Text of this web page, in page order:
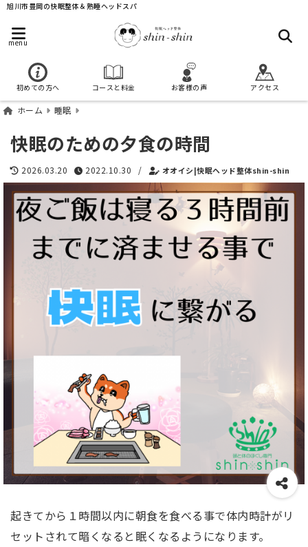
旭川市豊岡の快眠整体＆熟睡ヘッドスパ
menu
初めての方へ コースと料金 お客様の声 アクセス
ホーム 睡眠
快眠のための夕食の時間
2026.03.20 2022.10.30 / オオイシ|快眠ヘッド整体shin-shin
起きてから１時間以内に朝食を食べる事で体内時計がリ
セットされて暗くなると眠くなるようになります。